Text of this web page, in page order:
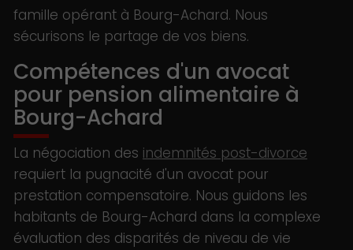
famille opérant à Bourg-Achard. Nous
sécurisons le partage de vos biens.
Compétences d'un avocat
pour pension alimentaire à
Bourg-Achard
La négociation des indemnités post-divorce
requiert la pugnacité d'un avocat pour
prestation compensatoire. Nous guidons les
habitants de Bourg-Achard dans la complexe
évaluation des disparités de niveau de vie